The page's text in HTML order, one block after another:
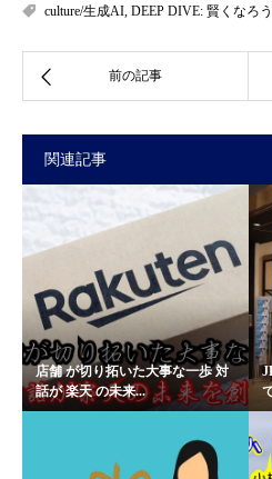
culture/生成AI, DEEP DIVE: 賢くなろ
関連記事
店舗 が切り拓いた大事な一歩 対
話が 楽天 の未来...